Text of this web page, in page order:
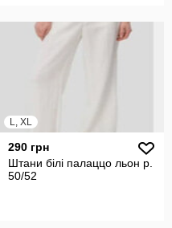
L, XL
290 грн
Штани білі палаццо льон р.
50/52